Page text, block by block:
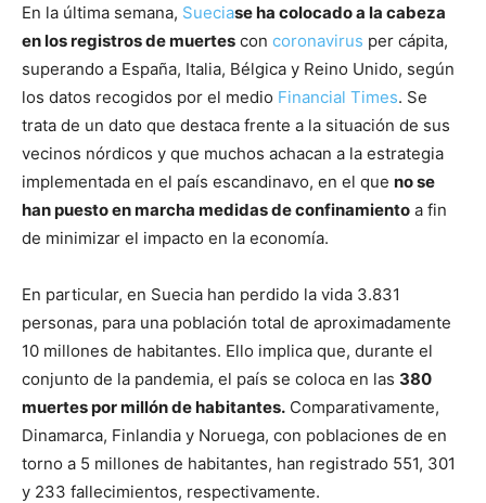
En la última semana, Sueciase ha colocado a la cabeza
en los registros de muertes con coronavirus per cápita,
superando a España, Italia, Bélgica y Reino Unido, según
los datos recogidos por el medio Financial Times. Se
trata de un dato que destaca frente a la situación de sus
vecinos nórdicos y que muchos achacan a la estrategia
implementada en el país escandinavo, en el que no se
han puesto en marcha medidas de confinamiento a fin
de minimizar el impacto en la economía.
En particular, en Suecia han perdido la vida 3.831
personas, para una población total de aproximadamente
10 millones de habitantes. Ello implica que, durante el
conjunto de la pandemia, el país se coloca en las 380
muertes por millón de habitantes. Comparativamente,
Dinamarca, Finlandia y Noruega, con poblaciones de en
torno a 5 millones de habitantes, han registrado 551, 301
y 233 fallecimientos, respectivamente.